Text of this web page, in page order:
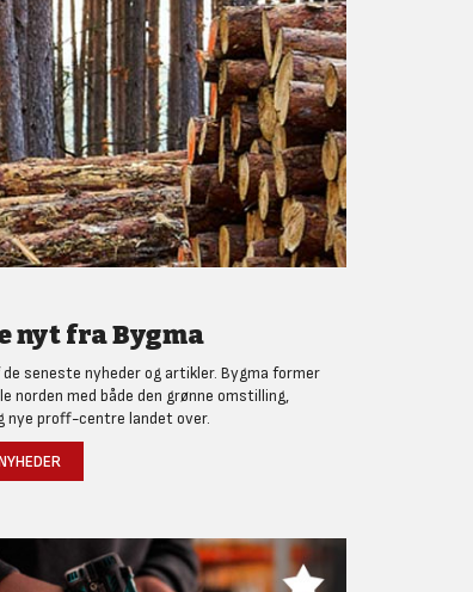
nyt fra Bygma
de seneste nyheder og artikler. Bygma former
norden med både den grønne omstilling,
nye proff-centre landet over.